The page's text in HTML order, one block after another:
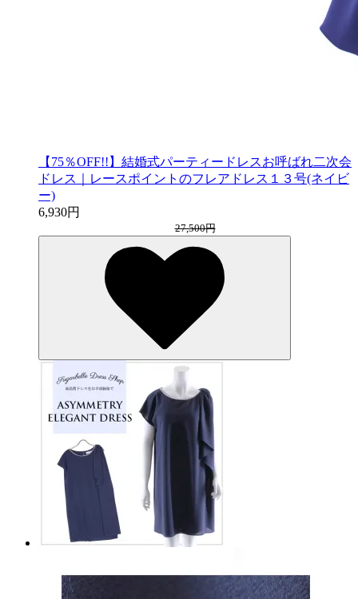
【75％OFF!!】結婚式パーティードレスお呼ばれ二次会
ドレス｜レースポイントのフレアドレス１３号(ネイビ
ー)
6,930円
27,500円